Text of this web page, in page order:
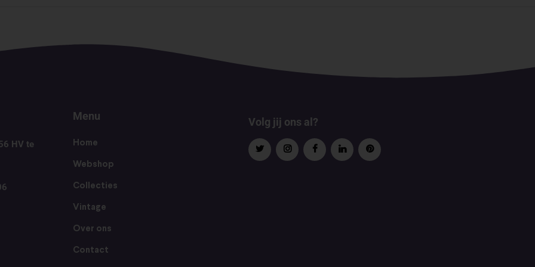
HV te
Menu
Home
Webshop
Collecties
Vintage
Over ons
Contact
Volg jij ons al?